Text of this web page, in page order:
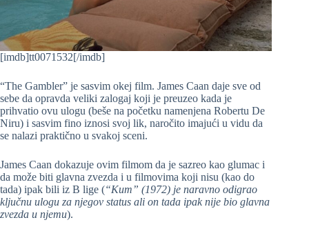
[imdb]tt0071532[/imdb]
“The Gambler” je sasvim okej film. James Caan daje sve od
sebe da opravda veliki zalogaj koji je preuzeo kada je
prihvatio ovu ulogu (beše na početku namenjena Robertu De
Niru) i sasvim fino iznosi svoj lik, naročito imajući u vidu da
se nalazi praktično u svakoj sceni.
James Caan dokazuje ovim filmom da je sazreo kao glumac i
da može biti glavna zvezda i u filmovima koji nisu (kao do
tada) ipak bili iz B lige (“Kum” (1972) je naravno odigrao
ključnu ulogu za njegov status ali on tada ipak nije bio glavna
zvezda u njemu).